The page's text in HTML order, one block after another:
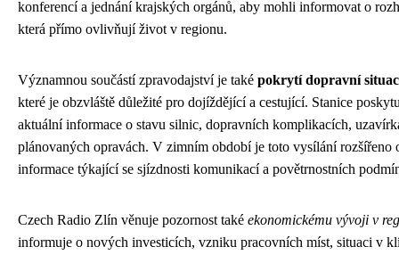
konferencí a jednání krajských orgánů, aby mohli informovat o
která přímo ovlivňují život v regionu.
Významnou součástí zpravodajství je také pokrytí dopravní
které je obzvláště důležité pro dojíždějící a cestující. Stanice
aktuální informace o stavu silnic, dopravních komplikacích,
plánovaných opravách. V zimním období je toto vysílání rozšířeno
informace týkající se sjízdnosti komunikací a povětrnostních
Czech Radio Zlín věnuje pozornost také ekonomickému vývoji v
informuje o nových investicích, vzniku pracovních míst, situaci v